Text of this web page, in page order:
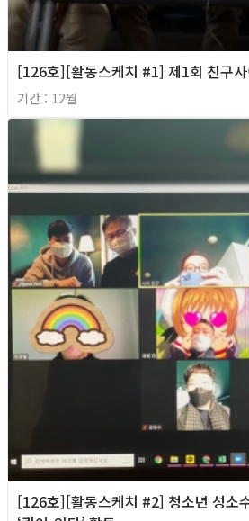
[126호][활동스케치 #1] 제1회 친구사
기간 : 12월
[126호][활동스케치 #2] 청소년 성소